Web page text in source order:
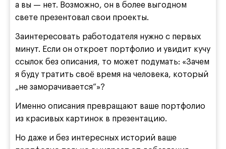
а вы — нет. Возможно, он в более выгодном
свете презентовал свои проекты.
Заинтересовать работодателя нужно с первых
минут. Если он откроет портфолио и увидит кучу
ссылок без описания, то может подумать: «Зачем
я буду тратить своё время на человека, который
„не заморачивается“»?
Именно описания превращают ваше портфолио
из красивых картинок в презентацию.
Но даже и без интересных историй ваше